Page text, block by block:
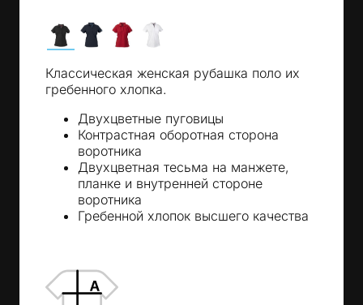
Классическая женская рубашка поло их
гребенного хлопка.
Двухцветные пуговицы
Контрастная оборотная сторона
воротника
Двухцветная тесьма на манжете,
планке и внутренней стороне
воротника
Гребенной хлопок высшего качества